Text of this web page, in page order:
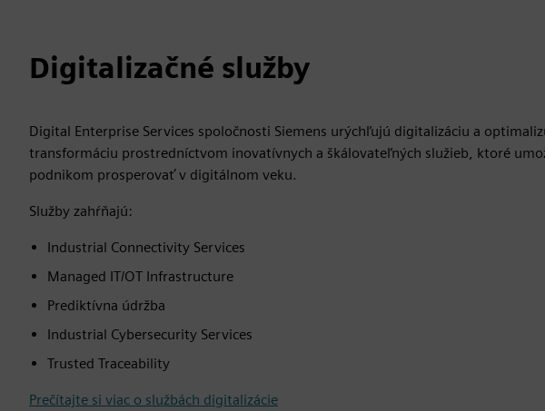
Digitalizačné služby
Digital Enterprise Services spoločnosti Siemens urýchľujú digitalizáciu a
transformáciu prostredníctvom inovatívnych a škálovateľných služieb, ktoré
podnikom prosperovať v digitálnom veku.
Služby zahŕňajú:
Industrial Connectivity Services
Managed IT/OT Infrastructure
Prediktívna údržba
Industrial Cybersecurity Services
Trusted Traceability
Prečítajte si viac o službách digitalizácie